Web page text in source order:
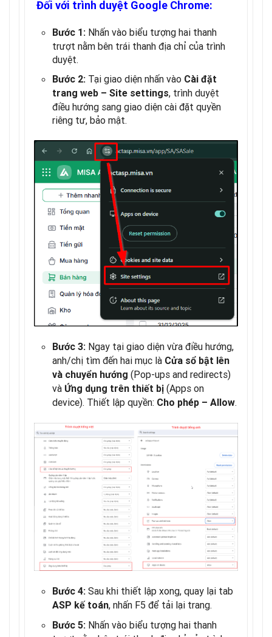
Đối với trình duyệt Google Chrome:
Bước 1: Nhấn vào biểu tượng hai thanh
trượt nằm bên trái thanh địa chỉ của trình
duyệt.
Bước 2: Tại giao diện nhấn vào Cài đặt
trang web – Site settings, trình duyệt
điều hướng sang giao diện cài đặt quyền
riêng tư, bảo mật.
Bước 3: Ngay tại giao diện vừa điều hướng,
anh/chị tìm đến hai mục là Cửa sổ bật lên
và chuyển hướng (Pop-ups and redirects)
và Ứng dụng trên thiết bị (Apps on
device). Thiết lập quyền: Cho phép – Allow.
Bước 4: Sau khi thiết lập xong, quay lại tab
ASP kế toán, nhấn F5 để tải lại trang.
Bước 5: Nhấn vào biểu tượng hai thanh